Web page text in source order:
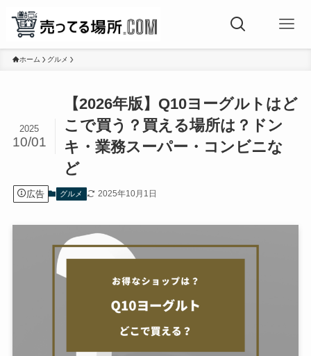
ホーム グルメ
【2026年版】Q10ヨーグルトはど
こで買う？買える場所は？ドン
キ・業務スーパー・コンビニな
ど
2025
10/01
広告 グルメ 2025年10月1日